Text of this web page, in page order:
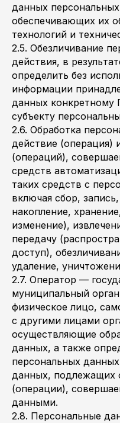
данных
обеспечивающих их
технологий и
2.5. Обезличивание
действия, в
определить без
информации
данных конкретному
субъекту
2.6. Обработка
действие (операция)
(операций),
средств
таких средств с
включая сбор,
накопление,
изменение),
передачу
доступ),
удаление,
2.7. Оператор —
муниципальный
физическое лицо,
с другими лицами
осуществляющие
данных, а также
персональных
данных, подлежащих
(операции),
данными.
2.8. Персональные